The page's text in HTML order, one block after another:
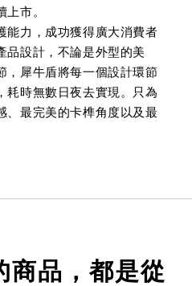
市。
能力，成功獲得廣大消費者
品設計，不論是外型的美
，犀牛盾將每一個設計環節
耗時無數日夜去實現。只為
、最完美的卡榫角度以及最
商品，都是從